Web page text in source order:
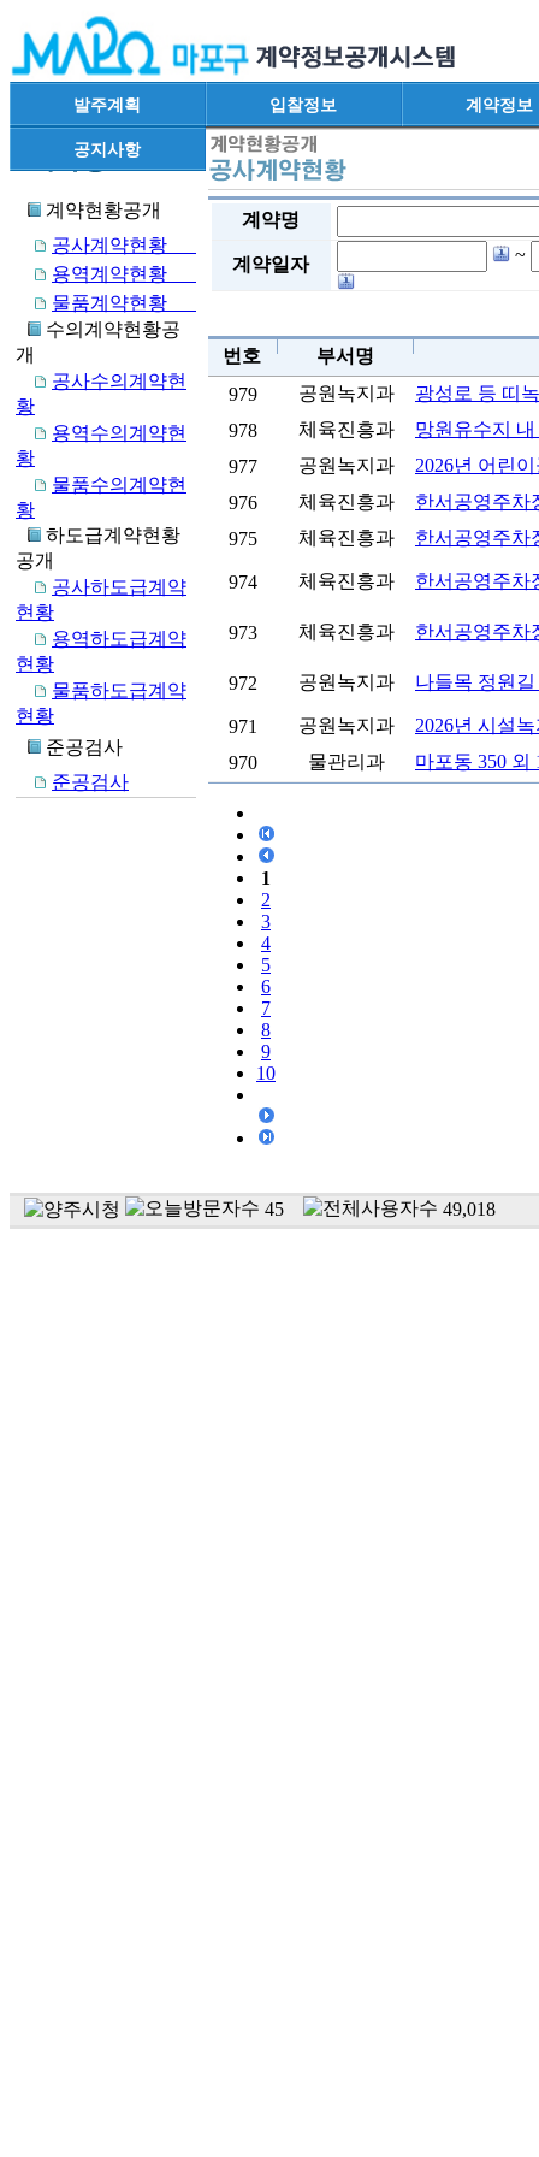
발주계획 입찰정보 계약정보
공지사항
계약현황공개
공사계약현황
용역계약현황
물품계약현황
수의계약현황공
개
공사수의계약현
황
용역수의계약현
황
물품수의계약현
황
하도급계약현황
공개
공사하도급계약
현황
용역하도급계약
현황
물품하도급계약
현황
준공검사
준공검사
계약명
계약일자 ~
번호
부서명
979
공원녹지과
광성로 등 띠
978
체육진흥과
망원유수지
977
공원녹지과
2026년 어린
976
체육진흥과
한서공영주차
975
체육진흥과 한서공영주차
974 체육진흥과 한서공영주차
973 체육진흥과 한서공영주차
972 공원녹지과 나들목 정원
971 공원녹지과
2026년 시설
970
물관리과 마포동 350
1
2
3
4
5
6
7
8
9
10
45 49,018